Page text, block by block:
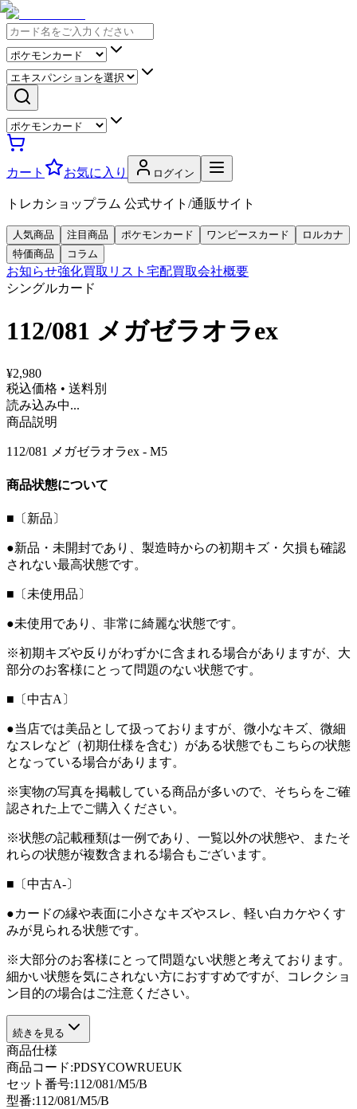
カート お気に入り ログイン
トレカショップラム 公式サイト/通販サイト
人気商品 注目商品 ポケモンカード ワンピースカード
ロルカナ
特価商品
コラム
お知らせ強化買取リスト 宅配買取会社概要
シングルカード
112/081 メガゼラオラex
¥2,980
税込価格 • 送料別
読み込み中...
商品説明
112/081 メガゼラオラex - M5
商品状態について
■〔新品〕
●新品・未開封であり、製造時からの初期キズ・欠損も確認
されない最高状態です。
■〔未使用品〕
●未使用であり、非常に綺麗な状態です。
※初期キズや反りがわずかに含まれる場合がありますが、大
部分のお客様にとって問題のない状態です。
■〔中古A〕
●当店では美品として扱っておりますが、微小なキズ、微細
なスレなど（初期仕様を含む）がある状態でもこちらの状態
となっている場合があります。
※実物の写真を掲載している商品が多いので、そちらをご確
認された上でご購入ください。
※状態の記載種類は一例であり、一覧以外の状態や、またそ
れらの状態が複数含まれる場合もございます。
■〔中古A-〕
●カードの縁や表面に小さなキズやスレ、軽い白カケやくす
みが見られる状態です。
※大部分のお客様にとって問題ない状態と考えております。
細かい状態を気にされない方におすすめですが、コレクショ
ン目的の場合はご注意ください。
続きを見る
商品仕様
商品コード:PDSYCOWRUEUK
セット番号:112/081/M5/B
型番:112/081/M5/B